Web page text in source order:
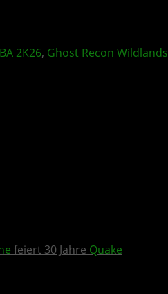
2K26, Ghost Recon Wildlands
feiert 30 Jahre Quake